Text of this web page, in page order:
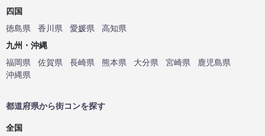
四国
徳島県
香川県 愛媛県
高知県
九州・沖縄
福岡県
佐賀県 長崎県 熊本県 大分県 宮崎県
鹿児島県
沖縄県
都道府県から街コンを探す
全国